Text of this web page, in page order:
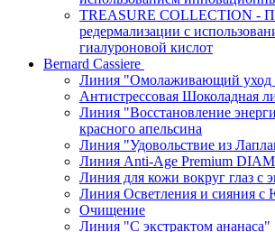
TREASURE COLLECTION -
редермализации с
гиалуроновой кислот
Bernard Cassiere
Линия "Омолаживающий уход
Антистрессовая Шоколадная
Линия "Восстановление
красного апельсина
Линия "Удовольствие из
Линия Anti-Age Premium
Линия для кожи вокруг глаз с
Линия Осветления и сияния с
Очищение
Линия "С экстрактом ананаса"